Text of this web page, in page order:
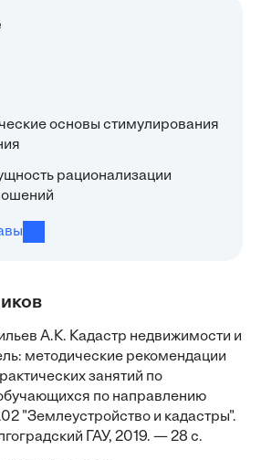
основы стимулирования
рационализации
А.К. Кадастр недвижимости и
методические рекомендации
занятий по
по направлению
"Землеустройство и кадастры".
ГАУ, 2019. — 28 с.